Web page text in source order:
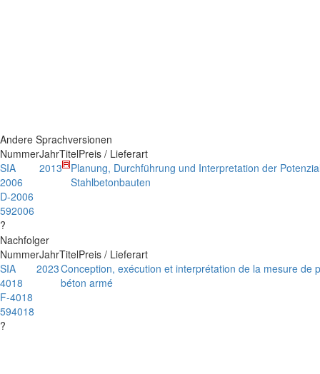
Andere Sprachversionen
NummerJahrTitelPreis / Lieferart
SIA
2006
D-2006
592006
?
2013
Planung, Durchführung und Interpretation der
Stahlbetonbauten
Nachfolger
NummerJahrTitelPreis / Lieferart
SIA
4018
F-4018
594018
?
2023Conception, exécution et interprétation de la mesure de
béton armé